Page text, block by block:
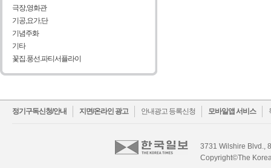
극장,영화관
기공,요가,단
기념주화
기타
꽃집.풍선.파티서플라이
정기구독신청/안내 지면/온라인 광고 안내광고 등록신청 모바일앱 서비스
facebook
twitter
3731 Wilshire Blvd.,
Copyright©The